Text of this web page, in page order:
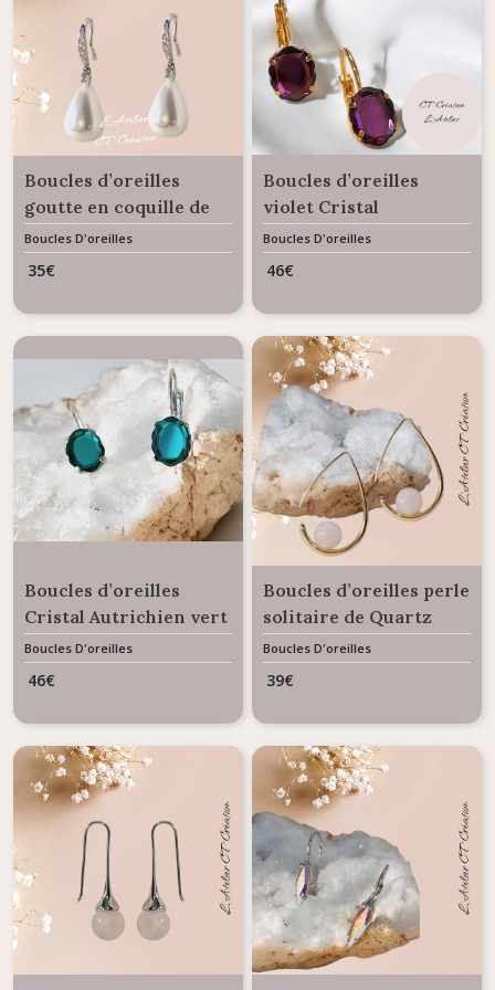
Boucles d’oreilles
goutte en coquille de
nacre blanc
Boucles D'oreilles
35€
Boucles d’oreilles
violet Cristal
Autrichien modèle
baroque effet miroir
Boucles D'oreilles
46€
Boucles d’oreilles
Cristal Autrichien vert
emeraude modèle
baroque Effet Miroir
Boucles D'oreilles
46€
Boucles d’oreilles perle
solitaire de Quartz
Rose Charme
Boucles D'oreilles
39€
Colliers
Pendentifs
Bijoux
Dos
(5)
(6)
Afficher
les
résultats